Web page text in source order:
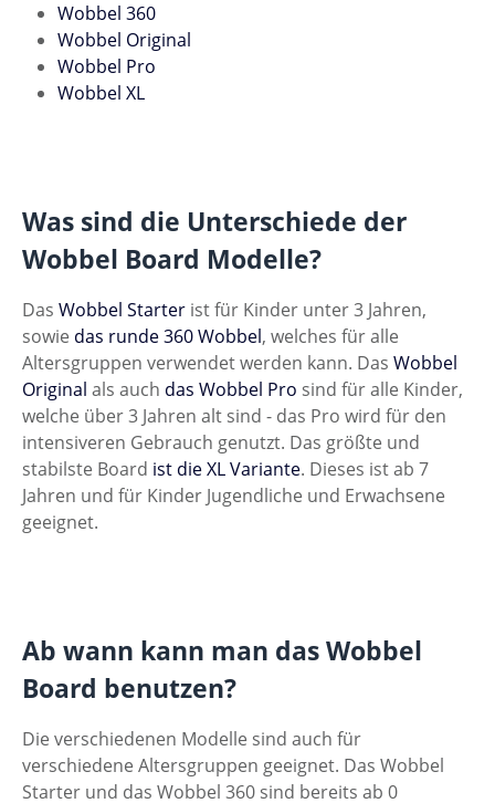
Wobbel 360
Wobbel Original
Wobbel Pro
Wobbel XL
Was sind die Unterschiede der
Wobbel Board Modelle?
Das Wobbel Starter ist für Kinder unter 3 Jahren,
sowie das runde 360 Wobbel, welches für alle
Altersgruppen verwendet werden kann. Das Wobbel
Original als auch das Wobbel Pro sind für alle Kinder,
welche über 3 Jahren alt sind - das Pro wird für den
intensiveren Gebrauch genutzt. Das größte und
stabilste Board ist die XL Variante. Dieses ist ab 7
Jahren und für Kinder Jugendliche und Erwachsene
geeignet.
Ab wann kann man das Wobbel
Board benutzen?
Die verschiedenen Modelle sind auch für
verschiedene Altersgruppen geeignet. Das Wobbel
Starter und das Wobbel 360 sind bereits ab 0